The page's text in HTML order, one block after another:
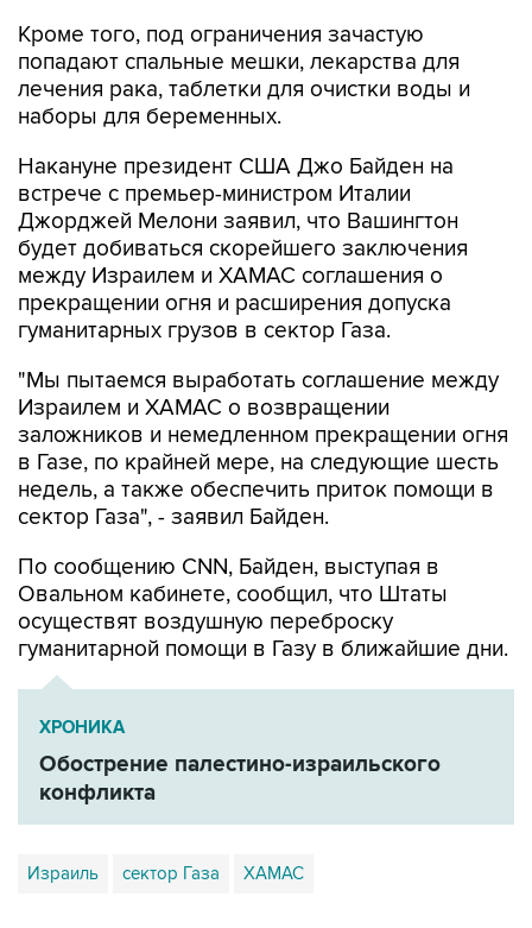
Кроме того, под ограничения зачастую
попадают спальные мешки, лекарства для
лечения рака, таблетки для очистки воды и
наборы для беременных.
Накануне президент США Джо Байден на
встрече с премьер-министром Италии
Джорджей Мелони заявил, что Вашингтон
будет добиваться скорейшего заключения
между Израилем и ХАМАС соглашения о
прекращении огня и расширения допуска
гуманитарных грузов в сектор Газа.
"Мы пытаемся выработать соглашение между
Израилем и ХАМАС о возвращении
заложников и немедленном прекращении огня
в Газе, по крайней мере, на следующие шесть
недель, а также обеспечить приток помощи в
сектор Газа", - заявил Байден.
По сообщению CNN, Байден, выступая в
Овальном кабинете, сообщил, что Штаты
осуществят воздушную переброску
гуманитарной помощи в Газу в ближайшие дни.
ХРОНИКА
Обострение палестино-израильского
конфликта
Израиль сектор Газа ХАМАС